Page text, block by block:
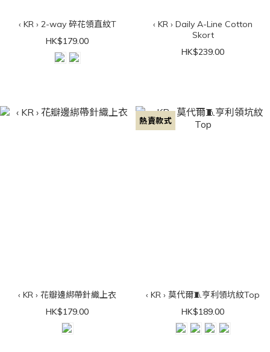
‹ KR › 2-way 碎花領直紋T
HK$179.00
‹ KR › Daily A-Line Cotton
Skort
HK$239.00
‹ KR › 花瓣邊綁帶針織上衣
HK$179.00
熱賣款式
‹ KR › 莫代爾🧵亨利領坑紋Top
HK$189.00